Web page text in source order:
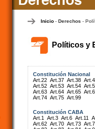
Inicio- Derechos -
Políticos y
Constitución Nacional
Art.22 Art.37 Art.38
Art.52 Art.53 Art.54
Art.63 Art.64 Art.65
Art.74 Art.75 Art.99
Constitución CABA
Art.1
Art.3 Art.6 Art.11
Art.62 Art.70 Art.73